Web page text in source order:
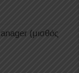
(μισθός